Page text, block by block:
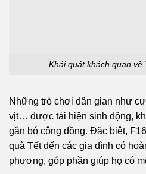
Khái quát khách quan về
Những trò chơi dân gian như
vịt… được tái hiện sinh động,
gắn bó cộng đồng. Đặc biệt,
quà Tết đến các gia đình có
phương, góp phần giúp họ có